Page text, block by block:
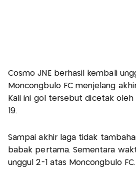
Cosmo JNE berhasil kembali
Moncongbulo FC menjelang
Kali ini gol tersebut dicetak oleh
19.
Sampai akhir laga tidak
babak pertama. Sementara
unggul 2-1 atas Moncongbulo FC.